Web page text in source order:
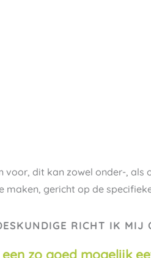
dit kan zowel onder-, als
gericht op de
RICHT IK
zo goed mogelijk